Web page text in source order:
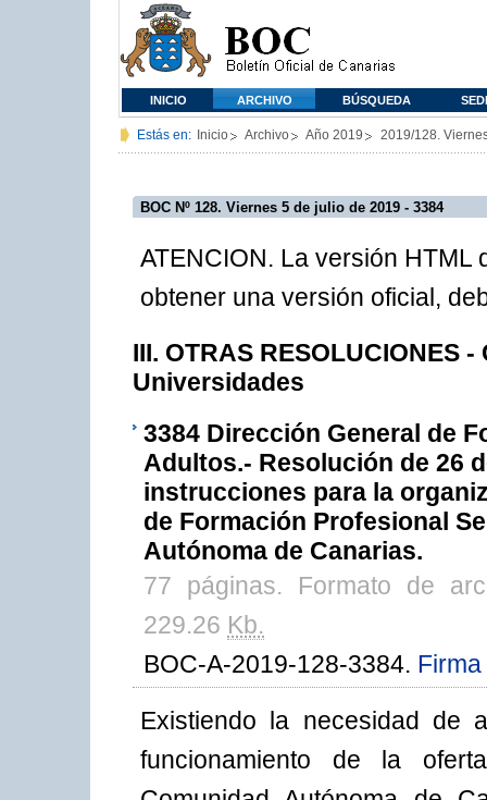
INICIO ARCHIVO BÚSQUEDA
Estás en: Inicio Archivo Año 2019 2019/128.
BOC Nº 128. Viernes 5 de julio de 2019 - 3384
ATENCION. La versión HTML
obtener una versión oficial,
III. OTRAS RESOLUCIONES
Universidades
3384 Dirección General de
Adultos.- Resolución de 26
instrucciones para la
de Formación Profesional
Autónoma de Canarias.
77 páginas. Formato de
229.26 Kb.
BOC-A-2019-128-3384.
Existiendo la necesidad de
funcionamiento de la